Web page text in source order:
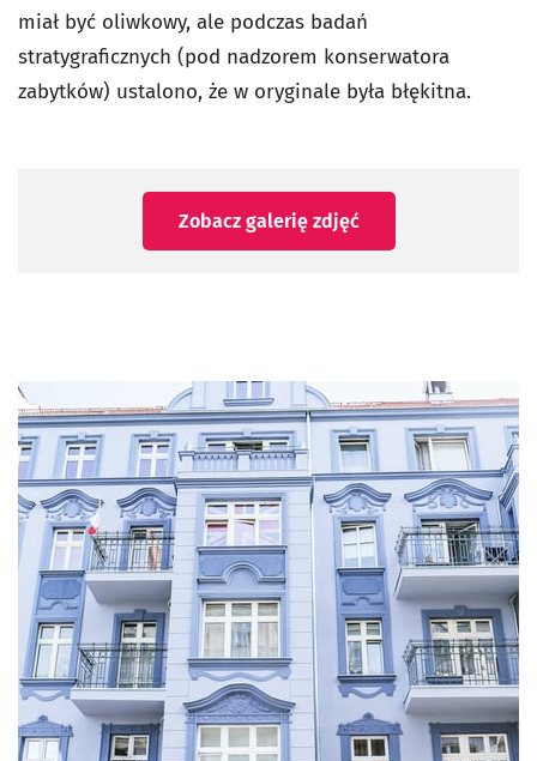
miał być oliwkowy, ale podczas badań
stratygraficznych (pod nadzorem konserwatora
zabytków) ustalono, że w oryginale była błękitna.
Zobacz galerię zdjęć